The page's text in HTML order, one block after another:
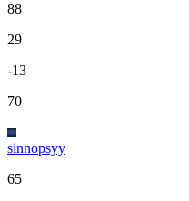
88
29
-13
70
sinnopsyy
65